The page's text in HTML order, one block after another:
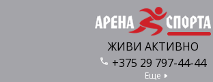
ЖИВИ АКТИВНО
+375 29 797-44-44
Еще